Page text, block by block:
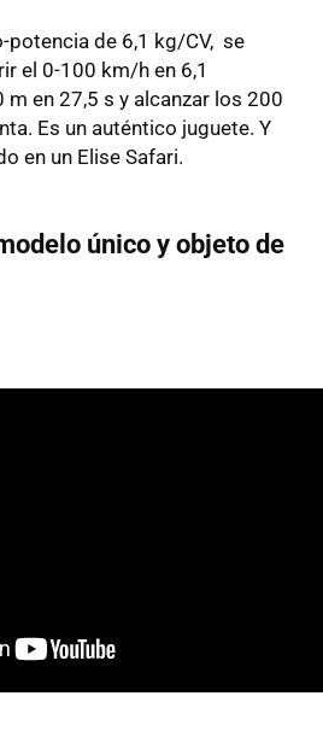
potencia de 6,1 kg/CV, se
el 0-100 km/h en 6,1
en 27,5 s y alcanzar los 200
Es un auténtico juguete. Y
en un Elise Safari.
único y objeto de